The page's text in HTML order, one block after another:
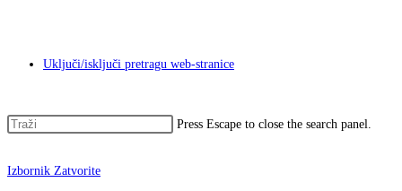
Uključi/isključi pretragu web-stranice
Press Escape to close the search panel.
Izbornik Zatvorite